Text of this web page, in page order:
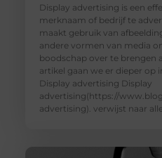
Display advertising is een
merknaam of bedrijf te
maakt gebruik van
andere vormen van media
boodschap over te brengen
artikel gaan we er dieper op
Display advertising Display
advertising(https://
advertising). verwijst naar